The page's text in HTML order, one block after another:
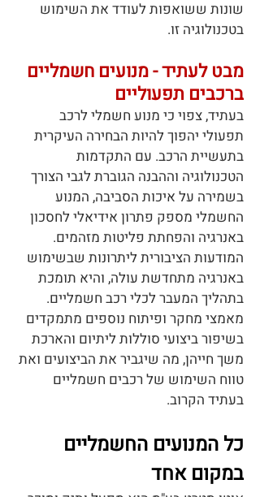
שונות ששואפות לעודד את השימוש
בטכנולוגיה זו.
מבט לעתיד - מנועים חשמליים
ברכבים תפעוליים
בעתיד, צפוי כי מנוע חשמלי לרכב
תפעולי יהפוך להיות הבחירה העיקרית
בתעשיית הרכב. עם התקדמות
הטכנולוגיה וההבנה הגוברת לגבי הצורך
בשמירה על איכות הסביבה, המנוע
החשמלי מספק פתרון אידיאלי לחסכון
באנרגיה והפחתת פליטות מזהמים.
המודעות הציבורית ליתרונות שבשימוש
באנרגיה מתחדשת עולה, והיא תומכת
בתהליך המעבר לכלי רכב חשמליים.
מאמצי מחקר ופיתוח נוספים מתמקדים
בשיפור ביצועי סוללות ליתיום והארכת
משך חייהן, מה שיגביר את הביצועים ואת
טווח השימוש של רכבים חשמליים
בעתיד הקרוב.
כל המנועים החשמליים
במקום אחד